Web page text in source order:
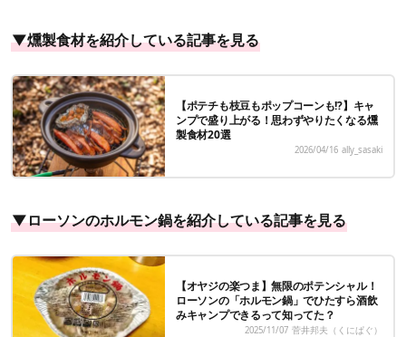
▼燻製食材を紹介している記事を見る
【ポテチも枝豆もポップコーンも!?】キャ
ンプで盛り上がる！思わずやりたくなる燻
製食材20選
2026/04/16 ally_sasaki
▼ローソンのホルモン鍋を紹介している記事を見る
【オヤジの楽つま】無限のポテンシャル！
ローソンの「ホルモン鍋」でひたすら酒飲
みキャンプできるって知ってた？
2025/11/07 菅井邦夫（くにぱぐ）